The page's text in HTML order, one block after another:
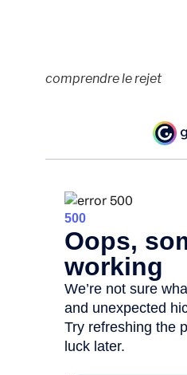
comprendre le rejet